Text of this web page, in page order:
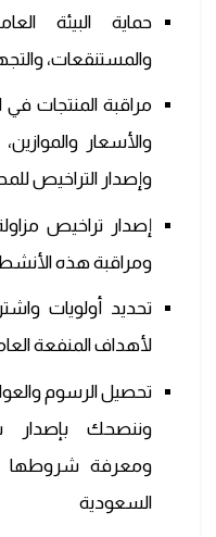
حماية البيئة
والمستنقعات،
مراقبة المنتجات
والأسعار
وإصدار التراخيص
إصدار تراخيص
ومراقبة هذه
تحديد أولويات
لأهداف المنفعة
تحصيل الرسوم
وننصحك بإصدار
ومعرفة شروطها
السعودية